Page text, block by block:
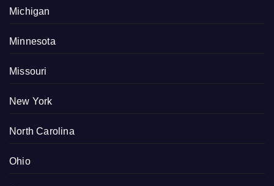
Michigan
Minnesota
Missouri
New York
North Carolina
Ohio